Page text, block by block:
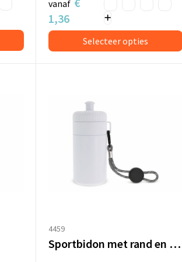
vanaf
1,36
Selecteer opties
4459
Sportbidon met rand en koord 500ml